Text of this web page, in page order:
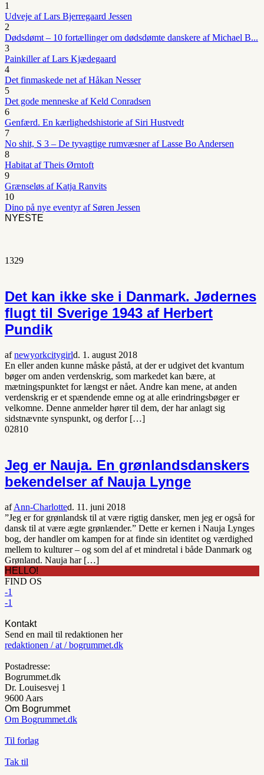
1
Udveje af Lars Bjerregaard Jessen
2
Dødsdømt – 10 fortællinger om dødsdømte danskere af Michael B...
3
Painkiller af Lars Kjædegaard
4
Det finmaskede net af Håkan Nesser
5
Det gode menneske af Keld Conradsen
6
Genfærd. En kærlighedshistorie af Siri Hustvedt
7
No shit, S 3 – De tyvagtige rumvæsner af Lasse Bo Andersen
8
Habitat af Theis Ørntoft
9
Grænseløs af Katja Ranvits
10
Dino på nye eventyr af Søren Jessen
NYESTE
1329
Det kan ikke ske i Danmark. Jødernes
flugt til Sverige 1943 af Herbert
Pundik
afnewyorkcitygirld. 1. august 2018
En eller anden kunne måske påstå, at der er udgivet det kvantum
bøger om anden verdenskrig, som markedet kan bære, at
mætningspunktet for længst er nået. Andre kan mene, at anden
verdenskrig er et spændende emne og at alle erindringsbøger er
velkomne. Denne anmelder hører til dem, der har anlagt sig
sidstnævnte synspunkt, og derfor […]
02810
Jeg er Nauja. En grønlandsdanskers
bekendelser af Nauja Lynge
afAnn-Charlotted. 11. juni 2018
”Jeg er for grønlandsk til at være rigtig dansker, men jeg er også for
dansk til at være ægte grønlænder.” Dette er kernen i Nauja Lynges
bog, der handler om kampen for at finde sin identitet og værdighed
mellem to kulturer – og som del af et mindretal i både Danmark og
Grønland. Nauja har […]
HELLO!
FIND OS
-1
-1
Kontakt
Send en mail til redaktionen her
redaktionen / at / bogrummet.dk
Postadresse:
Bogrummet.dk
Dr. Louisesvej 1
9600 Aars
Om Bogrummet
Om Bogrummet.dk
Til forlag
Tak til